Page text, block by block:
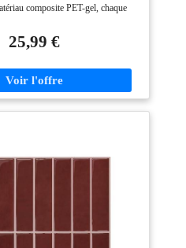
composite PET-gel, chaque
texture agréable au toucher. Ces
cuisine sont résistants à l'eau, à
parfaites Avec 10 carreaux de
ce carrelage adhesif mural salle de
facile La pose de ce carrelage
est extrêmement simple :
et coller. L'adhésif puissant garantit
pour cuisine peut être facilement
aux angles et prises, rendant
25,99 €